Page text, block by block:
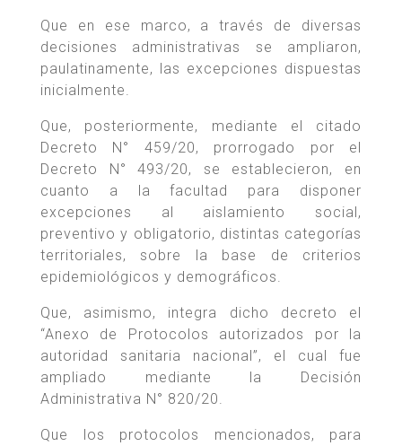
Que en ese marco, a través de diversas
decisiones administrativas se ampliaron,
paulatinamente, las excepciones dispuestas
inicialmente.
Que, posteriormente, mediante el citado
Decreto N° 459/20, prorrogado por el
Decreto N° 493/20, se establecieron, en
cuanto a la facultad para disponer
excepciones al aislamiento social,
preventivo y obligatorio, distintas categorías
territoriales, sobre la base de criterios
epidemiológicos y demográficos.
Que, asimismo, integra dicho decreto el
“Anexo de Protocolos autorizados por la
autoridad sanitaria nacional”, el cual fue
ampliado mediante la Decisión
Administrativa N° 820/20.
Que los protocolos mencionados, para